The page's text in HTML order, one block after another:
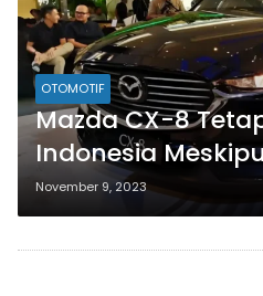
OTOMOTIF
Mazda CX-8
Indonesia
Jepang
November 9, 2023